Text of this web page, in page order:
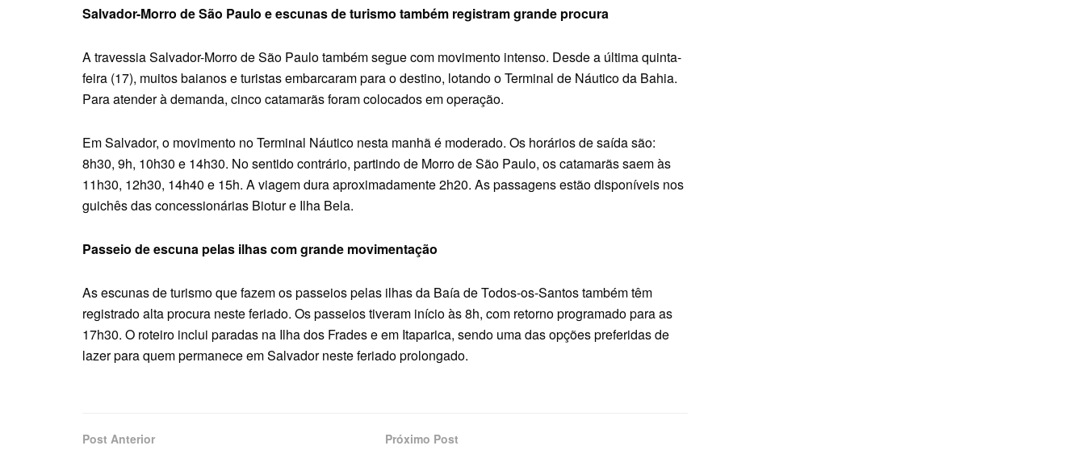
Salvador-Morro de São Paulo e escunas de turismo também registram grande procura
A travessia Salvador-Morro de São Paulo também segue com movimento intenso. Desde a última quinta-
feira (17), muitos baianos e turistas embarcaram para o destino, lotando o Terminal de Náutico da Bahia.
Para atender à demanda, cinco catamarãs foram colocados em operação.
Em Salvador, o movimento no Terminal Náutico nesta manhã é moderado. Os horários de saída são:
8h30, 9h, 10h30 e 14h30. No sentido contrário, partindo de Morro de São Paulo, os catamarãs saem às
11h30, 12h30, 14h40 e 15h. A viagem dura aproximadamente 2h20. As passagens estão disponíveis nos
guichês das concessionárias Biotur e Ilha Bela.
Passeio de escuna pelas ilhas com grande movimentação
As escunas de turismo que fazem os passeios pelas ilhas da Baía de Todos-os-Santos também têm
registrado alta procura neste feriado. Os passeios tiveram início às 8h, com retorno programado para as
17h30. O roteiro inclui paradas na Ilha dos Frades e em Itaparica, sendo uma das opções preferidas de
lazer para quem permanece em Salvador neste feriado prolongado.
Post Anterior Próximo Post